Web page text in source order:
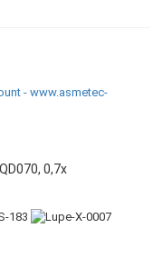
0,7x